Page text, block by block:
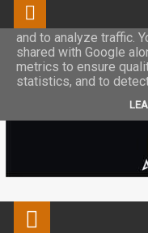
This site uses
and to analyze traffic.
shared with Google
metrics to ensure
statistics, and to